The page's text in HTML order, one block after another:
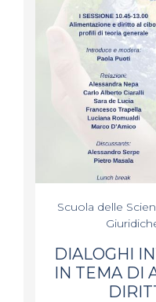
Scuola delle
DIALOGHI
IN TEMA DI